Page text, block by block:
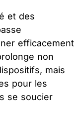
et des
efficacement
non
mais
pour les
se soucier